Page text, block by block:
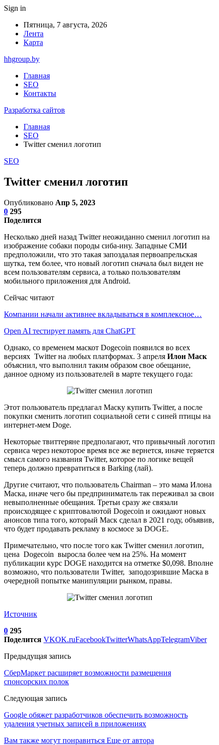
Sign in
Пятница, 7 августа, 2026
Лента
Карта
hhgroup.by
Главная
SEO
Контакты
Разработка сайтов
Главная
SEO
Twitter сменил логотип
SEO
Twitter сменил логотип
Опубликовано Апр 5, 2023
0 295
Поделится
Несколько дней назад Twitter неожиданно сменил логотип на
изображение собаки породы сиба-ину. Западные СМИ
предположили, что это такая запоздалая первоапрельская
шутка, тем более, что новый логотип сначала был виден не
всем пользователям сервиса, а только пользователям
мобильного приложения для Android.
Сейчас читают
Компании начали активнее вкладываться в комплексное…
Open AI тестирует память для ChatGPT
Однако, со временем маскот Dogecoin появился во всех
версиях Twitter на любых платформах. 3 апреля Илон Маск
объяснил, что выполнил таким образом свое обещание,
данное одному из пользователей в марте текущего года:
Этот пользователь предлагал Маску купить Twitter, а после
покупки сменить логотип социальной сети с синей птицы на
интернет-мем Doge.
Некоторые твиттеряне предполагают, что привычный логотип
сервиса через некоторое время все же вернется, иначе теряется
смысл самого названия Twitter, которое по логике вещей
теперь должно превратиться в Barking (лай).
Другие считают, что пользователь Chairman – это мама Илона
Маска, иначе чего бы предприниматель так переживал за свои
невыполненные обещания. Третьи сразу же связали
происходящее с криптовалютой Dogecoin и ожидают новых
анонсов типа того, который Маск сделал в 2021 году, объявив,
что будет продавать рекламу в космосе за DOGE.
Примечательно, что после того как Twitter сменил логотип,
цена Dogecoin выросла более чем на 25%. На момент
публикации курс DOGE находится на отметке $0,098. Вполне
возможно, что пользователи Twitter, заподозрившие Маска в
очередной попытке манипуляции рынком, правы.
Источник
0 295
Поделится VKOK.ruFacebookTwitterWhatsAppTelegramViber
Предыдущая запись
СберМаркет расширяет возможности размещения
спонсорских полок
Следующая запись
Google обяжет разработчиков обеспечить возможность
удаления учетных записей в приложениях
Вам также могут понравиться Еще от автора